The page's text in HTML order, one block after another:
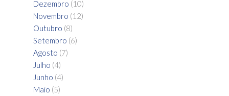
Dezembro (10)
Novembro (12)
Outubro (8)
Setembro (6)
Agosto (7)
Julho (4)
Junho (4)
Maio (5)